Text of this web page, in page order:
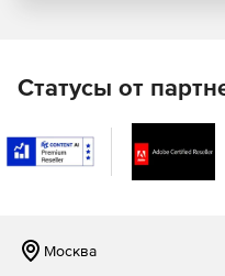
Статусы от
Москва